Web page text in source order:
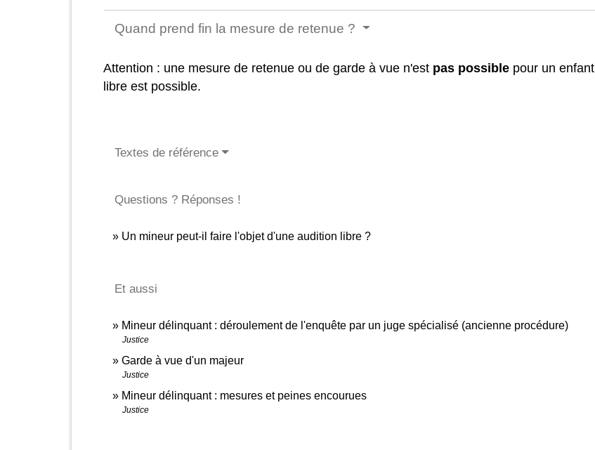
Quand prend fin la mesure de retenue ?
Attention : une mesure de retenue ou de garde à vue n'est pas possible pour un enfant
libre est possible.
Textes de référence
Questions ? Réponses !
Un mineur peut-il faire l'objet d'une audition libre ?
Et aussi
Mineur délinquant : déroulement de l'enquête par un juge spécialisé (ancienne procédure)
Justice
Garde à vue d'un majeur
Justice
Mineur délinquant : mesures et peines encourues
Justice